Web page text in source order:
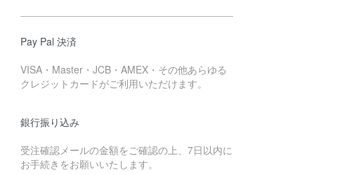
Pay Pal 決済
VISA・Master・JCB・AMEX・その他あらゆる
クレジットカードがご利用いただけます。
銀行振り込み
受注確認メールの金額をご確認の上、7日以内に
お手続きをお願いいたします。